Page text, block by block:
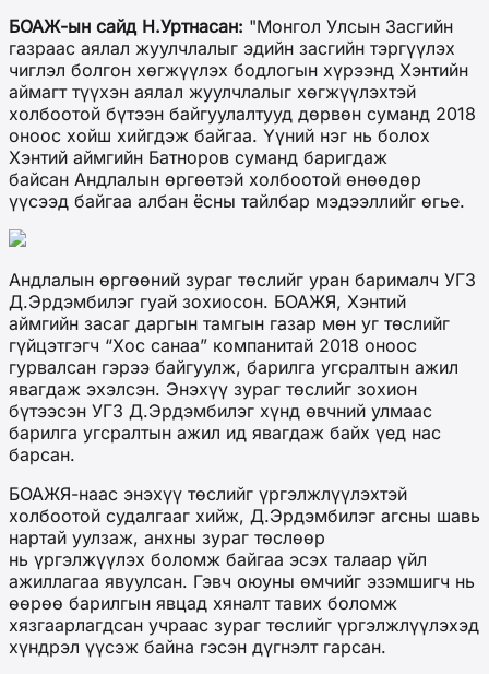
БОАЖ-ын сайд Н.Уртнасан: "Монгол Улсын Засгийн
газраас аялал жуулчлалыг эдийн засгийн тэргүүлэх
чиглэл болгон хөгжүүлэх бодлогын хүрээнд Хэнтийн
аймагт түүхэн аялал жуулчлалыг хөгжүүлэхтэй
холбоотой бүтээн байгуулалтууд дөрвөн суманд 2018
оноос хойш хийгдэж байгаа. Үүний нэг нь болох
Хэнтий аймгийн Батноров суманд баригдаж
байсан Андлалын өргөөтэй холбоотой өнөөдөр
үүсээд байгаа албан ёсны тайлбар мэдээллийг өгье.
Андлалын өргөөний зураг төслийг уран барималч УГЗ
Д.Эрдэмбилэг гуай зохиосон. БОАЖЯ, Хэнтий
аймгийн засаг даргын тамгын газар мөн уг төслийг
гүйцэтгэгч “Хос санаа” компанитай 2018 оноос
гурвалсан гэрээ байгуулж, барилга угсралтын ажил
явагдаж эхэлсэн. Энэхүү зураг төслийг зохион
бүтээсэн УГЗ Д.Эрдэмбилэг хүнд өвчний улмаас
барилга угсралтын ажил ид явагдаж байх үед нас
барсан.
БОАЖЯ-наас энэхүү төслийг үргэлжлүүлэхтэй
холбоотой судалгааг хийж, Д.Эрдэмбилэг агсны шавь
нартай уулзаж, анхны зураг төслөөр
нь үргэлжүүлэх боломж байгаа эсэх талаар үйл
ажиллагаа явуулсан. Гэвч оюуны өмчийг эзэмшигч нь
өөрөө барилгын явцад хяналт тавих боломж
хязгаарлагдсан учраас зураг төслийг үргэлжлүүлэхэд
хүндрэл үүсэж байна гэсэн дүгнэлт гарсан.